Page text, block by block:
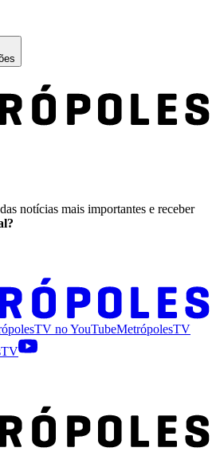
notícias mais importantes e receber
noYouTubeMetrópolesTV